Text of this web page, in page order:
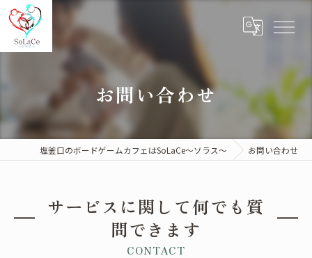
お問い合わせ
塩釜口のボードゲームカフェはSoLaCe～ソラス～ お問い合わせ
サービスに関して何でも質
問できます
CONTACT